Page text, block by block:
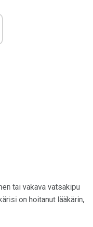
tai vakava vatsakipu
on hoitanut lääkärin,